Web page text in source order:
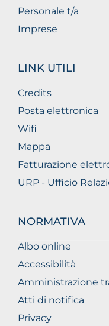
Personale t/a
Imprese
LINK UTILI
Credits
Posta elettronica
Wifi
Mappa
Fatturazione
URP - Ufficio
NORMATIVA
Albo online
Accessibilità
Amministrazione
Atti di notifica
Privacy